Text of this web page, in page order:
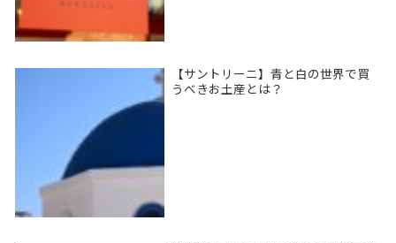
【サントリーニ】青と白の世界で買
うべきお土産とは？